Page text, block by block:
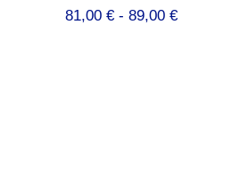
81,00 € - 89,00 €Prijsklasse: